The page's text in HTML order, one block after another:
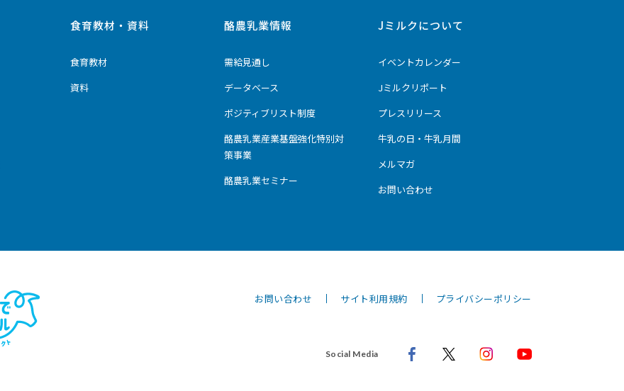
食育教材・資料
食育教材
資料
酪農乳業情報
需給見通し
データベース
ポジティブリスト制度
酪農乳業産業基盤強化特別対
策事業
酪農乳業セミナー
Jミルクについて
イベントカレンダー
Jミルクリポート
プレスリリース
牛乳の日・牛乳月間
メルマガ
お問い合わせ
お問い合わせ サイト利用規約 プライバシーポリシー
Social Media